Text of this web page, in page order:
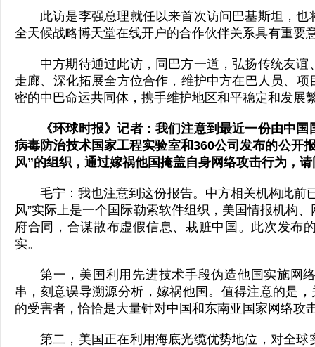
此访是李强总理就任以来首次访问巴基斯坦，
全天候战略博天堂在线开户的合作伙伴关系具有重要
中方期待通过此访，同巴方一道，弘扬传统友
走廊、深化拓展全方位合作，维护中方在巴人员、
密的中巴命运共同体，携手维护地区和平稳定和发展
《环球时报》记者：我们注意到最近一份由中
病毒防治技术国家工程实验室和360公司发布的公开
风”的组织，通过嫁祸他国掩盖自身网络攻击行为，
毛宁：我也注意到这份报告。中方相关机构此前
风”实际上是一个国际勒索软件组织，美国情报机构
府合同，合谋散布虚假信息、栽赃中国。此次发布
实。
第一，美国利用先进技术手段伪造他国实施网
串，刻意误导溯源分析，嫁祸他国。值得注意的是
的受害者，恰恰是大量针对中国和东南亚国家网络攻
第二，美国正在利用海底光缆优势地位，对全